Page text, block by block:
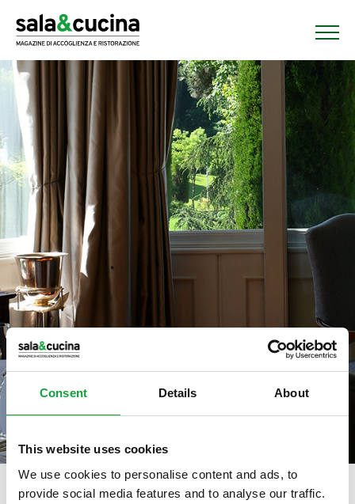
Consent Details About
This website uses cookies
We use cookies to personalise content and ads, to
provide social media features and to analyse our traffic.